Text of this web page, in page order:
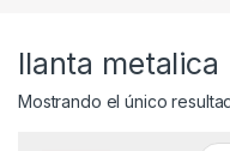
llanta metalica
Mostrando el único